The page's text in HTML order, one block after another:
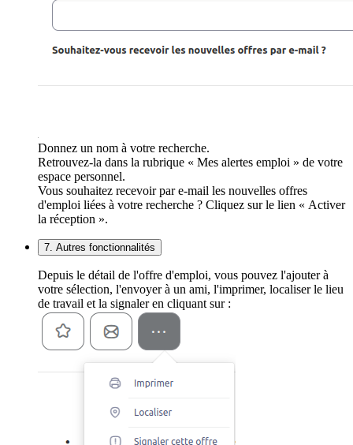
Donnez un nom à votre recherche.
Retrouvez-la dans la rubrique « Mes alertes emploi » de votre
espace personnel.
Vous souhaitez recevoir par e-mail les nouvelles offres
d'emploi liées à votre recherche ? Cliquez sur le lien « Activer
la réception ».
7. Autres fonctionnalités
Depuis le détail de l'offre d'emploi, vous pouvez l'ajouter à
votre sélection, l'envoyer à un ami, l'imprimer, localiser le lieu
de travail et la signaler en cliquant sur :